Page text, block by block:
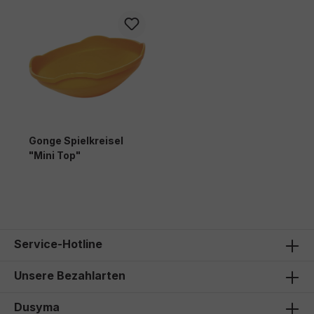
Gonge Spielkreisel
"Mini Top"
Service-Hotline
Unsere Bezahlarten
Dusyma